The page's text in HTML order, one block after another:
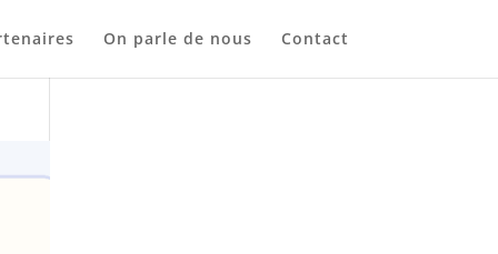
On parle de nous Contact